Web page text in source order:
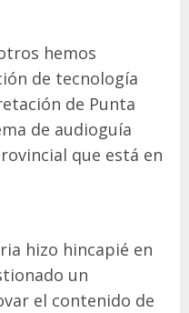
hemos
de tecnología
de Punta
de audioguía
que está en
hizo hincapié en
un
el contenido de